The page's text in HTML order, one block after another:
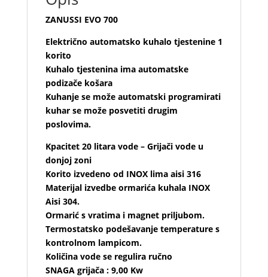
ZANUSSI EVO 700
Električno automatsko kuhalo tjestenine 1
korito
Kuhalo tjestenina ima automatske
podizače košara
Kuhanje se može automatski programirati
kuhar se može posvetiti drugim
poslovima.
Kpacitet 20 litara vode – Grijači vode u
donjoj zoni
Korito izvedeno od INOX lima aisi 316
Materijal izvedbe ormarića kuhala INOX
Aisi 304.
Ormarić s vratima i magnet priljubom.
Termostatsko podešavanje temperature s
kontrolnom lampicom.
Količina vode se regulira ručno
SNAGA grijača : 9,00 Kw